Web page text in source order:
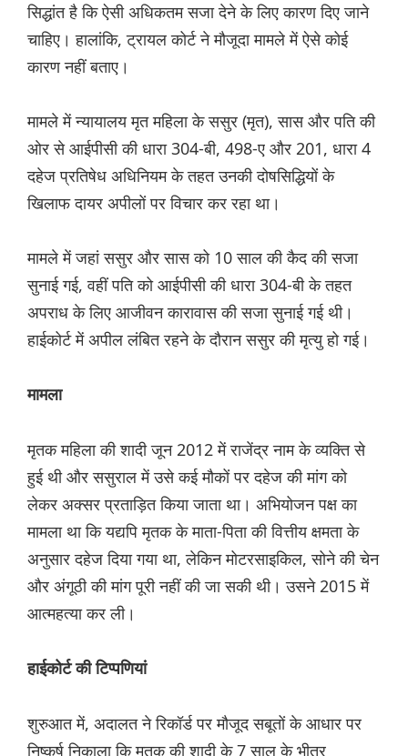
सिद्धांत है कि ऐसी अधिकतम सजा देने के लिए कारण दिए जाने
चाहिए। हालांकि, ट्रायल कोर्ट ने मौजूदा मामले में ऐसे कोई
कारण नहीं बताए।
मामले में न्यायालय मृत महिला के ससुर (मृत), सास और पति की
ओर से आईपीसी की धारा 304-बी, 498-ए और 201, धारा 4
दहेज प्रतिषेध अधिनियम के तहत उनकी दोषसिद्धियों के
खिलाफ दायर अपीलों पर विचार कर रहा था।
मामले में जहां ससुर और सास को 10 साल की कैद की सजा
सुनाई गई, वहीं पति को आईपीसी की धारा 304-बी के तहत
अपराध के लिए आजीवन कारावास की सजा सुनाई गई थी।
हाईकोर्ट में अपील लंबित रहने के दौरान ससुर की मृत्यु हो गई।
मामला
मृतक महिला की शादी जून 2012 में राजेंद्र नाम के व्यक्ति से
हुई थी और ससुराल में उसे कई मौकों पर दहेज की मांग को
लेकर अक्सर प्रताड़ित किया जाता था। अभियोजन पक्ष का
मामला था कि यद्यपि मृतक के माता-पिता की वित्तीय क्षमता के
अनुसार दहेज दिया गया था, लेकिन मोटरसाइकिल, सोने की चेन
और अंगूठी की मांग पूरी नहीं की जा सकी ‌थी। उसने 2015 में
आत्महत्या कर ली।
हाईकोर्ट की टिप्पणियां
शुरुआत में, अदालत ने रिकॉर्ड पर मौजूद सबूतों के आधार पर
निष्कर्ष निकाला कि मृतक की शादी के 7 साल के भीतर